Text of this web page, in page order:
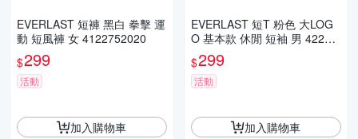
EVERLAST 短褲 黑白 拳擊 運
動 短風褲 女 4122752020
$299
活動
加入購物車
EVERLAST 短T 粉色 大LOG
O 基本款 休閒 短袖 男 42211
00141
$299
活動
加入購物車